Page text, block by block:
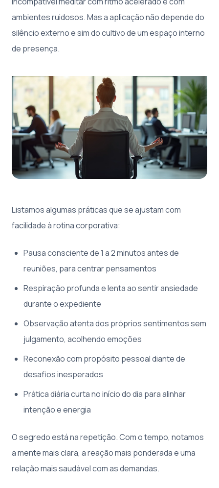
ambientes ruidosos. Mas a aplicação não depende do
silêncio externo e sim do cultivo de um espaço interno
de presença.
Listamos algumas práticas que se ajustam com
facilidade à rotina corporativa:
Pausa consciente de 1 a 2 minutos antes de
reuniões, para centrar pensamentos
Respiração profunda e lenta ao sentir ansiedade
durante o expediente
Observação atenta dos próprios sentimentos sem
julgamento, acolhendo emoções
Reconexão com propósito pessoal diante de
desafios inesperados
Prática diária curta no início do dia para alinhar
intenção e energia
O segredo está na repetição. Com o tempo, notamos
a mente mais clara, a reação mais ponderada e uma
relação mais saudável com as demandas.